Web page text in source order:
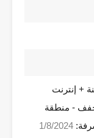
+ إنترنت
- منطقة
1/8/2024